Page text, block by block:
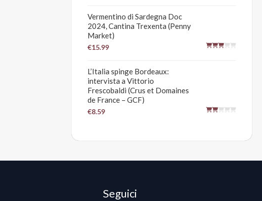
Vermentino di Sardegna Doc
2024, Cantina Trexenta (Penny
Market)
€15.99
L’Italia spinge Bordeaux:
intervista a Vittorio
Frescobaldi (Crus et Domaines
de France – GCF)
€8.59
Seguici